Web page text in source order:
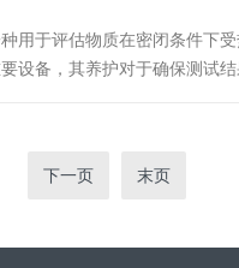
）则为最高体积分数
电气选型、通风系统设计及
...
用于评估物质在密闭条件下
设备，其养护对于确保测试结
够了，而忽略了每日使用前后
下一页 末页